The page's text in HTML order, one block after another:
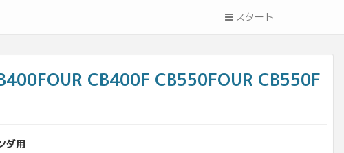
スタート
CB400F CB550FOUR CB550F
ダ用